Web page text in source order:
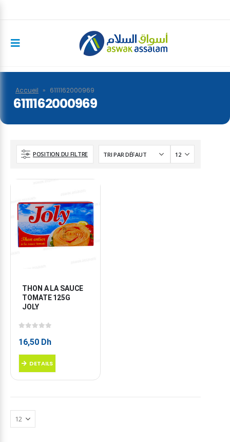
Accueil » 6111162000969
6111162000969
POSITION DU FILTRE
THON A LA SAUCE
TOMATE 125G
JOLY
16,50 Dh
DETAILS